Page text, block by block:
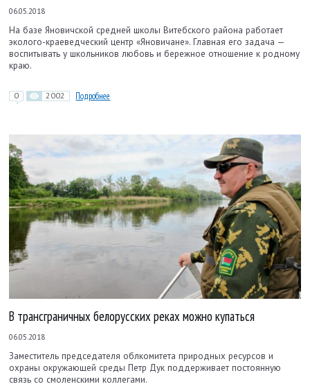
06.05.2018
На базе Яновичской средней школы Витебского района работает
эколого-краеведческий центр «Яновичане». Главная его задача —
воспитывать у школьников любовь и бережное отношение к родному
краю.
0 2002 Подробнее
В трансграничных белорусских реках можно купаться
06.05.2018
Заместитель председателя облкомитета природных ресурсов и
охраны окружающей среды Петр Дук поддерживает постоянную
связь со смоленскими коллегами.